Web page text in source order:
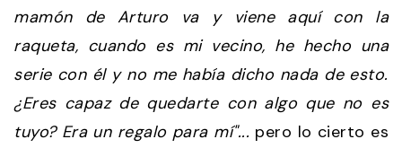
mamón de Arturo va y viene aquí con la
raqueta, cuando es mi vecino, he hecho una
serie con él y no me había dicho nada de esto.
¿Eres capaz de quedarte con algo que no es
tuyo? Era un regalo para mí"... pero lo cierto es